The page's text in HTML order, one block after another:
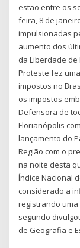
estão entre os
feira, 8 de
impulsionadas
aumento dos
da Liberdade
Proteste fez
impostos no
os impostos
Defensora de
Florianópolis
lançamento do
Região com o
na noite desta
Índice Nacional
considerado a
registrando uma
segundo
de Geografia e